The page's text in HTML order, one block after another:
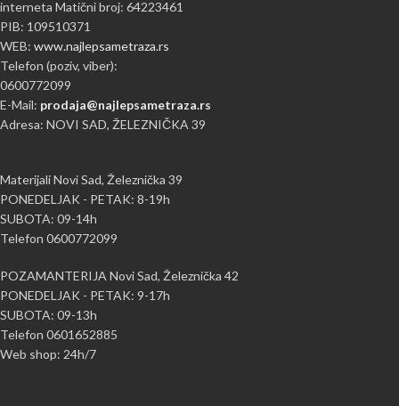
interneta Matični broj: 64223461
PIB: 109510371
WEB: www.najlepsametraza.rs
Telefon (poziv, viber):
0600772099
E-Mail: prodaja@najlepsametraza.rs
Adresa: NOVI SAD, ŽELEZNIČKA 39
Materijali Novi Sad, Železnička 39
PONEDELJAK - PETAK: 8-19h
SUBOTA: 09-14h
Telefon 0600772099
POZAMANTERIJA Novi Sad, Železnička 42
PONEDELJAK - PETAK: 9-17h
SUBOTA: 09-13h
Telefon 0601652885
Web shop: 24h/7